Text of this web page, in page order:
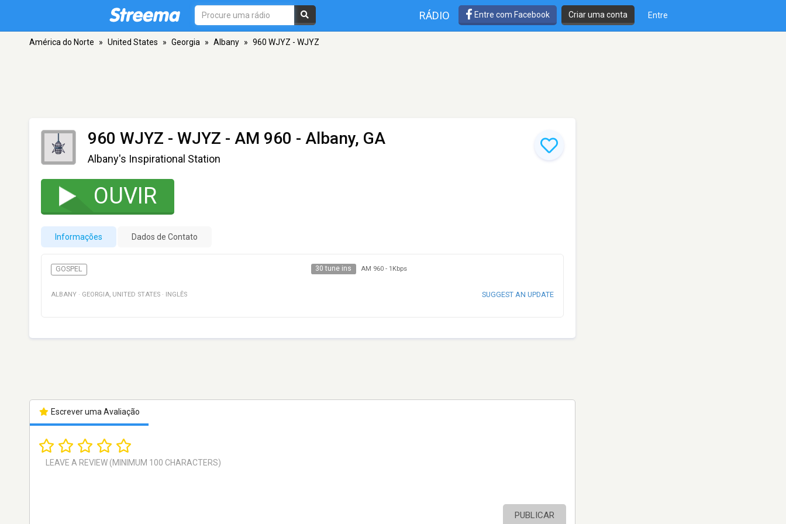
RÁDIO Entre com Facebook Criar uma conta Entre
América do Norte » United States » Georgia » Albany » 960 WJYZ - WJYZ
960 WJYZ - WJYZ - AM 960 - Albany, GA
Albany's Inspirational Station
OUVIR
Informações Dados de Contato
GOSPEL 30 tune ins AM 960- 1Kbps
ALBANY · GEORGIA, UNITED STATES · INGLÊS SUGGEST AN UPDATE
Escrever uma Avaliação
PUBLICAR